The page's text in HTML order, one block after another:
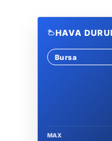
HAVA
Sehir sec
MAX